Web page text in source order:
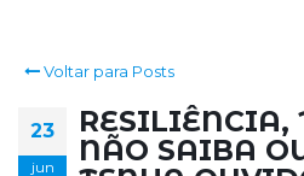
Voltar para Posts
23
jun
RESILIÊNCIA,
NÃO SAIBA